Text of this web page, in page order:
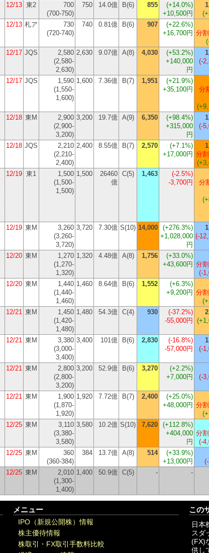
12/13 東2
700
(700-750)
750 14.0億 B(6) 855 (+14.0%)
+10,500円
12/13 札ア
730
(720-740)
740 0.81億 B(6) 907 (+22.6%)
+16,700円 分
12/17 JQS
2,580
(2,580-
2,630)
2,630 9.07億 A(8) 4,030 (+53.2%)
+140,000
円
(-
12/17 JQS
1,590
(1,550-
1,600)
1,600 7.36億 B(7) 1,951 (+21.9%)
+35,100円
分
12/18 東M
2,900
(2,900-
3,200)
3,200 19.7億 A(9) 6,350 (+98.4%)
+315,000
円
(-
12/18 JQS
2,210
(2,210-
2,400)
2,400 8.55億 B(7) 2,570 (+7.1%)
+17,000円 分
12/19 東1
1,500
(1,500-
1,500)
1,500
26460
億
C(5) 1,463 (-2.5%)
-3,700円
分
12/19 東M
3,260
(3,260-
3,720)
3,720 7.30億 S(10) 14,000 (+276.3%)
+1,028,000
円
(-
12/20 東M
1,270
(1,270-
1,320)
1,320 4.48億 A(8) 1,756 (+33.0%)
+43,600円 分
(-
12/20 東M
1,440
(1,440-
1,460)
1,460 8.64億 B(6) 1,552 (+6.3%)
+9,200円 分
12/21 東M
1,450
(1,420-
1,480)
1,480 54.3億 C(4) 930 (-37.2%)
-55,000円
12/21 東M
3,380
(3,000-
3,400)
3,400 101億 B(6) 2,830 (-16.8%)
-57,000円
(-
12/21 東M
2,800
(2,800-
3,200)
3,200 52.9億 B(6) 3,270 (+2.2%)
+7,000円
(-
12/21 東M
1,900
(1,870-
1,920)
1,920 7.72億 B(7) 2,400 (+25.0%)
+48,000円 分
12/25 東M
3,110
(3,380-
3,580)
3,580 10.2億 S(10) 7,620 (+112.8%)
+404,000
円
分
(-
12/25 東M
360
(360-384)
384 13.7億 A(8) 514 (+33.9%)
+13,000円
12/25 東M
2,010
(1,300-
1,400)
1,400 50.9億 C(5) - -
メニュー
IPO（新規公開株）情報
株主優待情報
株取引・FX取引手数料比較
この
日本
スダ
(FX)
供し